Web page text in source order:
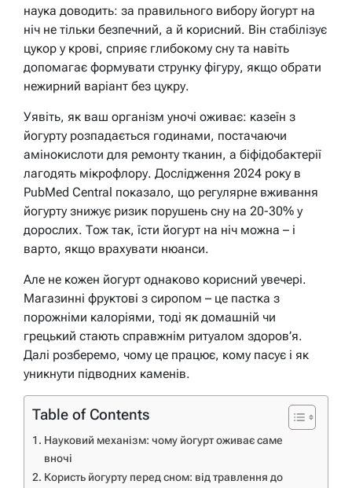
наука доводить: за правильного вибору йогурт на
ніч не тільки безпечний, а й корисний. Він стабілізує
цукор у крові, сприяє глибокому сну та навіть
допомагає формувати струнку фігуру, якщо обрати
нежирний варіант без цукру.
Уявіть, як ваш організм уночі оживає: казеїн з
йогурту розпадається годинами, постачаючи
амінокислоти для ремонту тканин, а біфідобактерії
лагодять мікрофлору. Дослідження 2024 року в
PubMed Central показало, що регулярне вживання
йогурту знижує ризик порушень сну на 20-30% у
дорослих. Тож так, їсти йогурт на ніч можна – і
варто, якщо врахувати нюанси.
Але не кожен йогурт однаково корисний увечері.
Магазинні фруктові з сиропом – це пастка з
порожніми калоріями, тоді як домашній чи
грецький стають справжнім ритуалом здоров’я.
Далі розберемо, чому це працює, кому пасує і як
уникнути підводних каменів.
Table of Contents
Науковий механізм: чому йогурт оживає саме
вночі
Користь йогурту перед сном: від травлення до